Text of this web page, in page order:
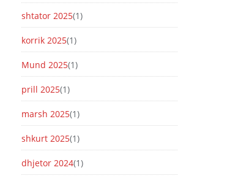
shtator 2025(1)
korrik 2025(1)
Mund 2025(1)
prill 2025(1)
marsh 2025(1)
shkurt 2025(1)
dhjetor 2024(1)